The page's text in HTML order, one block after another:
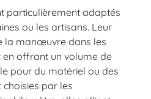
particulièrement adaptés
ou les artisans. Leur
la manœuvre dans les
en offrant un volume de
pour du matériel ou des
choisies par les